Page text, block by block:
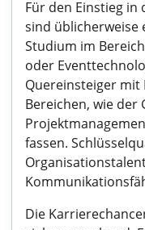
Für den Einstieg in
sind üblicherweise
Studium im
oder
Quereinsteiger
Bereichen, wie
fassen.
Die